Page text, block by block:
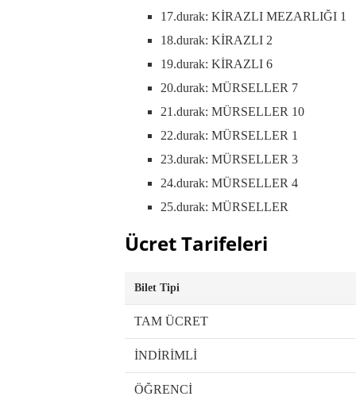
17.durak: KİRAZLI MEZARLIĞI 1
18.durak: KİRAZLI 2
19.durak: KİRAZLI 6
20.durak: MÜRSELLER 7
21.durak: MÜRSELLER 10
22.durak: MÜRSELLER 1
23.durak: MÜRSELLER 3
24.durak: MÜRSELLER 4
25.durak: MÜRSELLER
Ücret Tarifeleri
Bilet Tipi
TAM ÜCRET
İNDİRİMLİ
ÖĞRENCİ